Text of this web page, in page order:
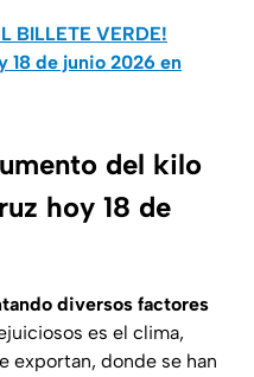
BILLETE VERDE!
18 de junio 2026 en
del kilo
hoy 18 de
diversos factores
es el clima,
exportan, donde se han